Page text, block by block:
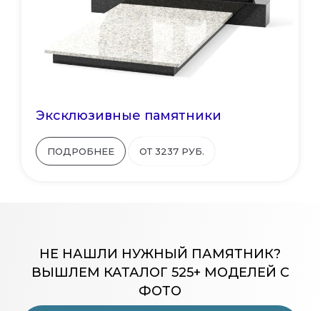
Эксклюзивные памятники
ПОДРОБНЕЕ ОТ 3237 РУБ.
НЕ НАШЛИ НУЖНЫЙ ПАМЯТНИК?
ВЫШЛЕМ КАТАЛОГ 525+ МОДЕЛЕЙ С
ФОТО